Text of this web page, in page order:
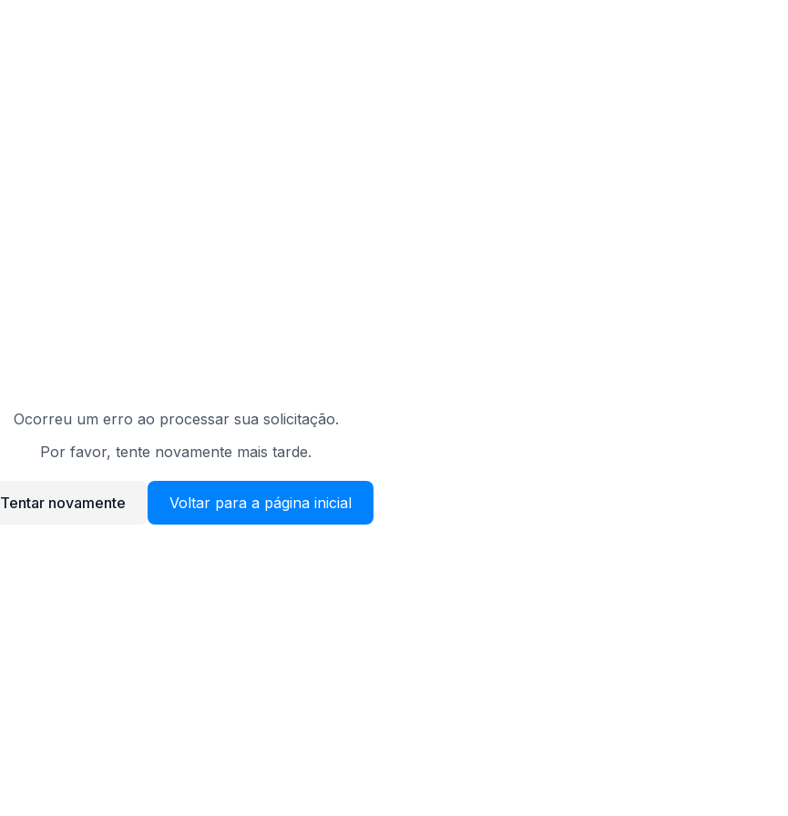
Ocorreu um erro ao processar sua solicitação.
Por favor, tente novamente mais tarde.
Tentar novamente Voltar para a página inicial